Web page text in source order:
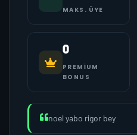
MAKS. ÜYE
0
PREMIUM
BONUS
noel yabo rigor bey